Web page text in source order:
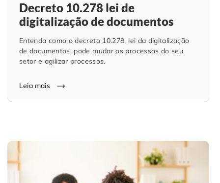
Decreto 10.278 lei de
digitalização de documentos
Entenda como o decreto 10.278, lei da digitalização
de documentos, pode mudar os processos do seu
setor e agilizar processos.
Leia mais